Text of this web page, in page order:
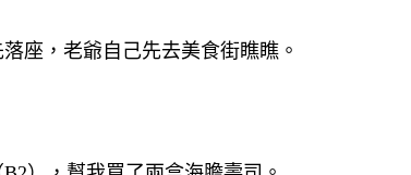
座，老爺自己先去美食街瞧瞧。